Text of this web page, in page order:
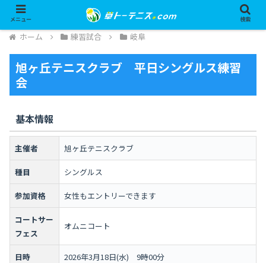
ホーム 練習試合 岐阜
旭ヶ丘テニスクラブ 平日シングルス練習
会
基本情報
主催者 旭ヶ丘テニスクラブ
種目 シングルス
参加資格 女性もエントリーできます
コートサー
フェス
オムニコート
日時 2026年3月18日(水) 9時00分
メニュー 検索